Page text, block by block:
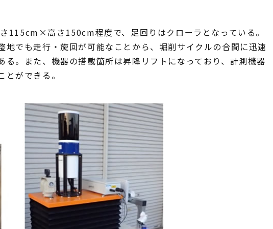
115cm×高さ150cm程度で、足回りはクローラとなっている。
地でも走行・旋回が可能なことから、堀削サイクルの合間に迅速
る。また、機器の搭載箇所は昇降リフトになっており、計測機器
ができる。